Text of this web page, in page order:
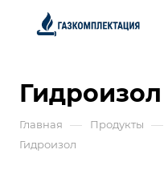
Гидроизол
Главная — Продукты —
Гидроизол